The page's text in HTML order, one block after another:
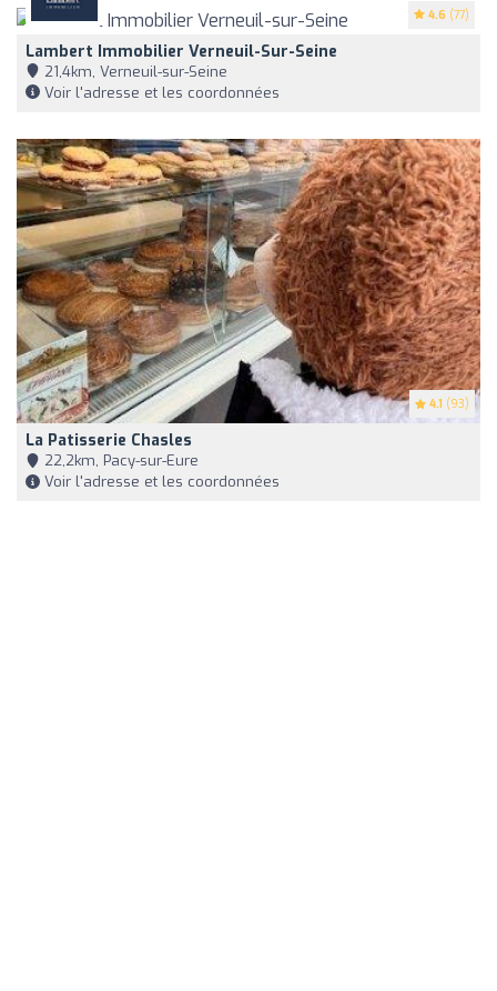
4.6 (77)
Lambert Immobilier Verneuil-Sur-Seine
21,4km, Verneuil-sur-Seine
Voir l'adresse et les coordonnées
4.1 (93)
La Patisserie Chasles
22,2km, Pacy-sur-Eure
Voir l'adresse et les coordonnées